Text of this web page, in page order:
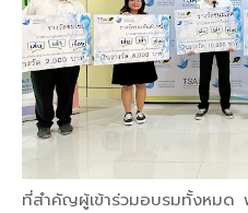
ที่สำคัญผู้เข้าร่วมอบรมทั้งหมด